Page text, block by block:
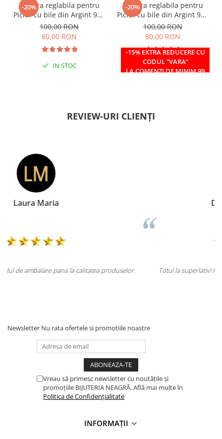
-20%
Bratara reglabila pentru
Picior cu bile din Argint 925
si margele Miyuki rosii
100,00 RON
80,00 RON
IN STOC
-20%
-15% EXTRA REDUCERE CU
CODUL ”VARA”
LA COMENZI DE MINIM 99
Bratara reglabila pentru
Picior cu bile din Argint 925
si margele Miyuki verzi
100,00 RON
80,00 RON
IN STOC
REVIEW-URI CLIENȚI
Totul la superlativ! Produsul, fix descrierea, ambalaj, livrare.
Newsletter Nu rata ofertele si promotiile noastre
Vreau să primesc newsletter cu noutățile și
promoțiile BIJUTERIA NEAGRĂ. Află mai multe în
Politica de Confidențialitate
INFORMAȚII